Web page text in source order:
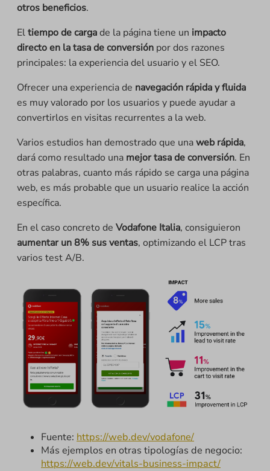
otros beneficios.
Eltiempo de cargade la página tiene un impacto
directo en la tasa de conversión por dos razones
principales: la experiencia del usuario y el SEO.
Ofrecer una experiencia de navegación rápida y fluida
es muy valorado por los usuarios y puede ayudar a
convertirlos en visitas recurrentes a la web.
Varios estudios han demostrado que unaweb rápida,
dará como resultado una mejor tasa de conversión. En
otras palabras, cuanto más rápido se carga una página
web, es más probable que un usuario realice la acción
específica.
En el caso concreto de Vodafone Italia, consiguieron
aumentar un8% sus ventas, optimizando el LCP tras
varios test A/B.
Fuente: https://web.dev/vodafone/
Más ejemplos en otras tipologías de negocio:
https://web.dev/vitals-business-impact/